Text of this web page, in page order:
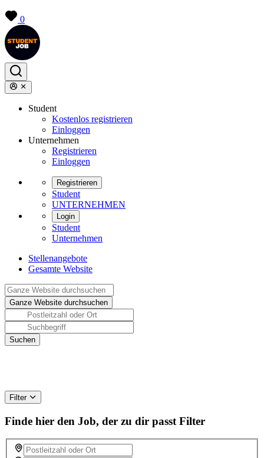
0
Student
Kostenlos registrieren
Einloggen
Unternehmen
Registrieren
Einloggen
Registrieren
Student
UNTERNEHMEN
Login
Student
Unternehmen
Stellenangebote
Gesamte Website
Filter
Finde hier den Job, der zu dir passt Filter